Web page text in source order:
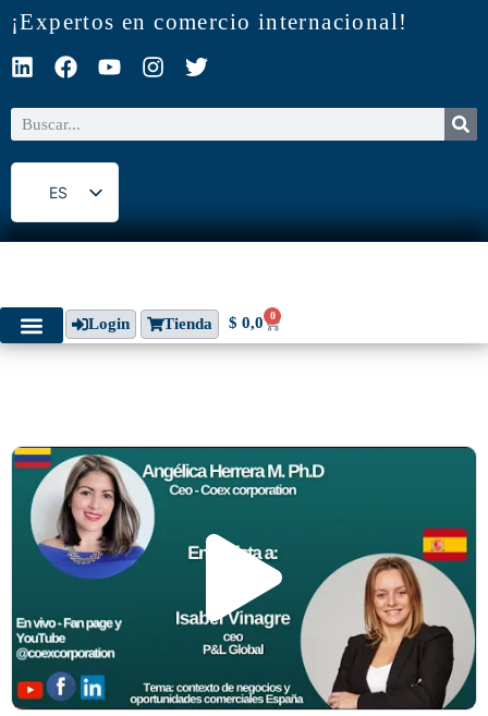
¡Expertos en comercio internacional!
ES
EN
Login Tienda $ 0,0 0